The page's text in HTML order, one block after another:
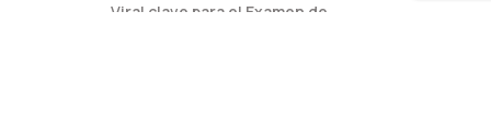
Viral clave para el Examen de